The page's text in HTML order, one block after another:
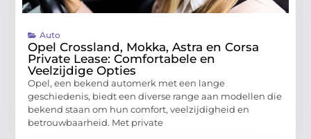
Auto
Opel Crossland, Mokka, Astra en Corsa
Private Lease: Comfortabele en
Veelzijdige Opties
Opel, een bekend automerk met een lange
geschiedenis, biedt een diverse range aan modellen die
bekend staan om hun comfort, veelzijdigheid en
betrouwbaarheid. Met private